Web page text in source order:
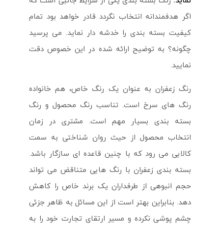
اگر هدفمندانه انتخاب نگردد قادر خواهد بود تمام
کیفیت بسته بندی را خدشه دار نماید. می پرسید
چگونه؟ به توضیح ارائه شده در این خصوص دقت
نمایید.
رنگ زعفران به عنوان یک رنگ خاص، هم خانواده
رنگ های سرخ است. تناسب رنگ محصول و رنگ
بسته بندی بسیار مهم است. مشتری در زمان
انتخاب محصول از حیث روان شناختی به سمت
کالایی می رود که با چنین قاعده ای سازگار باشد.
بسته بندی زعفران با رنگ هایی متناقض می تواند
حجم انبوهی از طرفداران یک برند خاص را کاهش
دهد. بنابراین بهتر است از این مسائل به ظاهر جزئی
چشم پوشی نکرده و مسیر ارتقای تجارت خود را به